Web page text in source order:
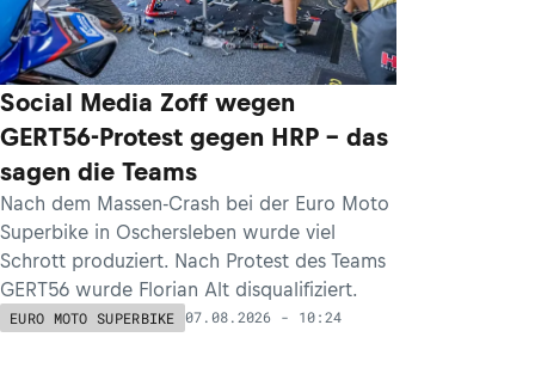
Social Media Zoff wegen
GERT56-Protest gegen HRP – das
sagen die Teams
Nach dem Massen-Crash bei der Euro Moto
Superbike in Oschersleben wurde viel
Schrott produziert. Nach Protest des Teams
GERT56 wurde Florian Alt disqualifiziert.
EURO MOTO SUPERBIKE 07.08.2026 - 10:24